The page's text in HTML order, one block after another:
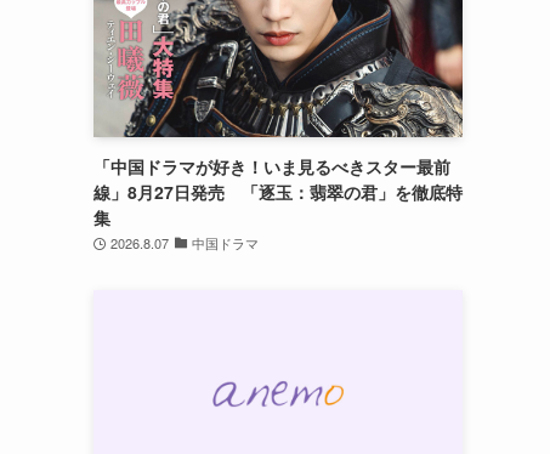
「中国ドラマが好き！いま見るべきスター最前
線」8月27日発売 「逐玉：翡翠の君」を徹底特
集
2026.8.07 中国ドラマ